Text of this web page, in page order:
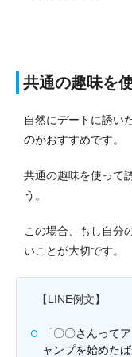
共通の趣味を
自然にデートに誘い
のがおすすめです。
共通の趣味を使って
う。
この場合、もし自分
いことが大切です。
【LINE例文】
「〇〇さんって
ャンプを始めた